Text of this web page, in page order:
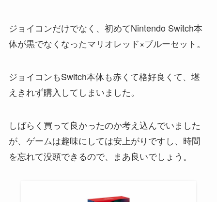
ジョイコンだけでなく、初めてNintendo Switch本
体が黒でなくなったマリオレッド×ブルーセット。
ジョイコンもSwitch本体も赤くて格好良くて、堪
えきれず購入してしまいました。
しばらく買って良かったのか考え込んでいました
が、ゲームは趣味にしては安上がりですし、時間
を忘れて没頭できるので、まあ良いでしょう。